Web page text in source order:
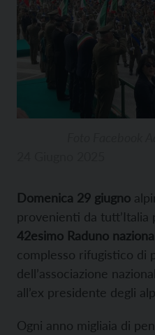
Domenica 29 giugno
provenienti da
42esimo Raduno
complesso rifugistico di
dell’associazione
all’ex presidente degli
Ogni anno migliaia di